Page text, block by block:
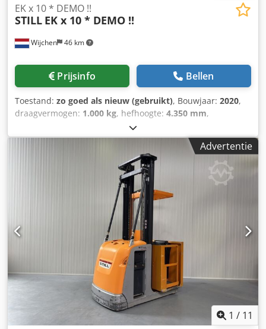
Wijchen 46 km
EK x 10 * DEMO !!
STILL EK x 10 * DEMO !!
Prijsinfo Bellen
Toestand: zo goed als nieuw (gebruikt), Bouwjaar: 2020,
draagvermogen: 1.000 kg, hefhoogte: 4.350 mm,
, bedrijfsturen:
brandstoftype:elektrisch, masttype:duplex, Manufacturer
+ model:STILL EK-X 10 Mast:2W4350 ID:26031.4368
Cat.:Demo Mast:2W Forks:1200 mm Chedpszq Ulasfx Aaysa
Lowered height:2480 mm Lifting height:4350 mm
Capacity:1000 kg Platform height:3750 mm Picking
height:5350 mm Init.:Yes Cabin width:900 mm Year:2020
Hours:415 hours Capacity:24v / 620ah Options:Body = 980
MM !! 2 x Bleu spot Complete LIKE new !!
Advertentie
1 / 11